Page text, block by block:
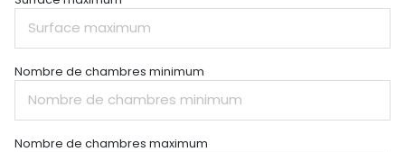
Nombre de chambres minimum
Nombre de chambres maximum